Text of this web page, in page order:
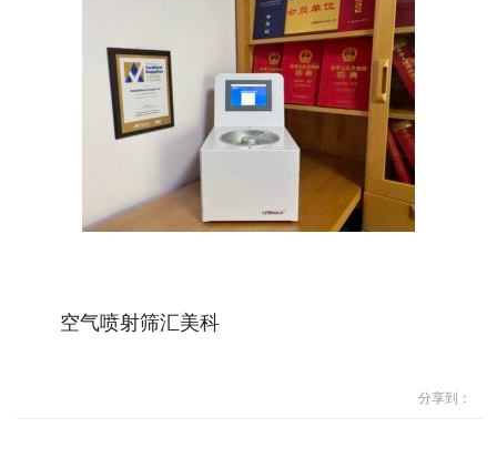
空气喷射筛汇美科
分享到：